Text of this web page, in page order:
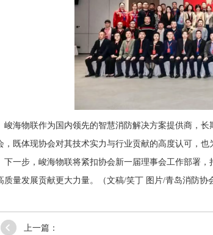
峻海物联作为国内领先的智慧消防解决方案提供商，
，既体现协会对其技术实力与行业贡献的高度认可，也
下一步，峻海物联将紧扣协会新一届理事会工作部署
质量发展贡献更大力量。（文稿/笑丁 图片/青岛消防协
上一篇：